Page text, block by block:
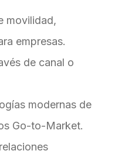
movilidad,
empresas.
de canal o
modernas de
Go-to-Market.